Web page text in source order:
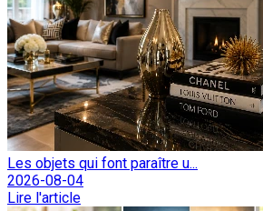
Les objets qui font paraître u...
2026-08-04
Lire l'article